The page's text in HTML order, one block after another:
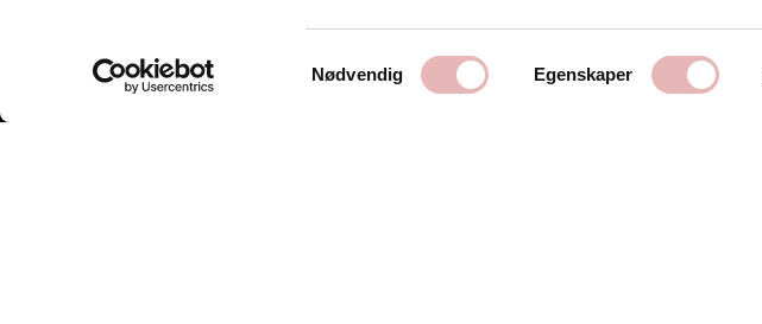
Samtykkevalg
Nødvendig Egenskaper
Tlf:51 89 51 51
post@byen.no